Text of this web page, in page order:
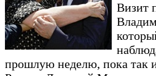
Визит
прошлую неделю, пока так